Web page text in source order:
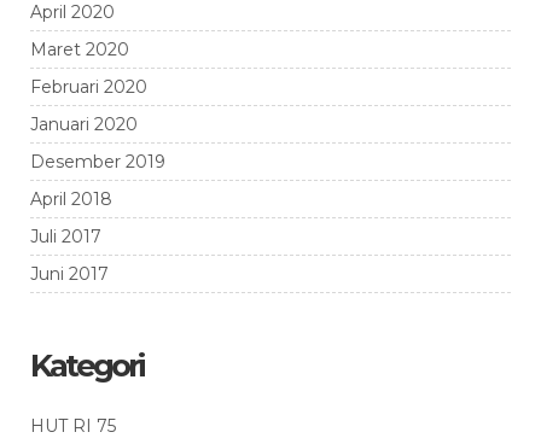
April 2020
Maret 2020
Februari 2020
Januari 2020
Desember 2019
April 2018
Juli 2017
Juni 2017
Kategori
HUT RI 75